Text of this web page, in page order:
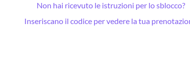
Non hai ricevuto le istruzioni per lo sblocco?
Inseriscano il codice per vedere la tua